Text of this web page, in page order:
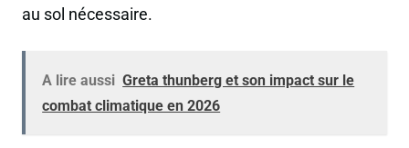
au sol nécessaire.
A lire aussi Greta thunberg et son impact sur le
combat climatique en 2026